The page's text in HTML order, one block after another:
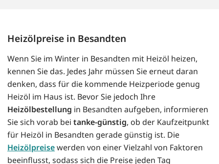
Heizölpreise in Besandten
Wenn Sie im Winter in Besandten mit Heizöl heizen,
kennen Sie das. Jedes Jahr müssen Sie erneut daran
denken, dass für die kommende Heizperiode genug
Heizöl im Haus ist. Bevor Sie jedoch Ihre
Heizölbestellung in Besandten aufgeben, informieren
Sie sich vorab bei tanke-günstig, ob der Kaufzeitpunkt
für Heizöl in Besandten gerade günstig ist. Die
Heizölpreisewerden von einer Vielzahl von Faktoren
beeinflusst, sodass sich die Preise jeden Tag